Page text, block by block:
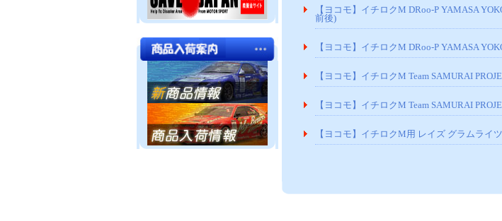
【ヨコモ】イチロクM DRoo-P YAMASA
前後)
【ヨコモ】イチロクM DRoo-P YAMASA
【ヨコモ】イチロクM Team SAMURAI
【ヨコモ】イチロクM Team SAMURAI
【ヨコモ】イチロクM用 レイズ グラムライ